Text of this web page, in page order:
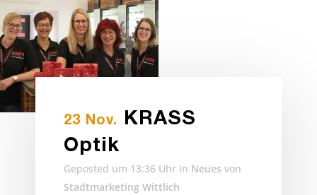
23 Nov.
KRASS
Optik
Geposted um 13:36 Uhr in Neues von
Stadtmarketing Wittlich